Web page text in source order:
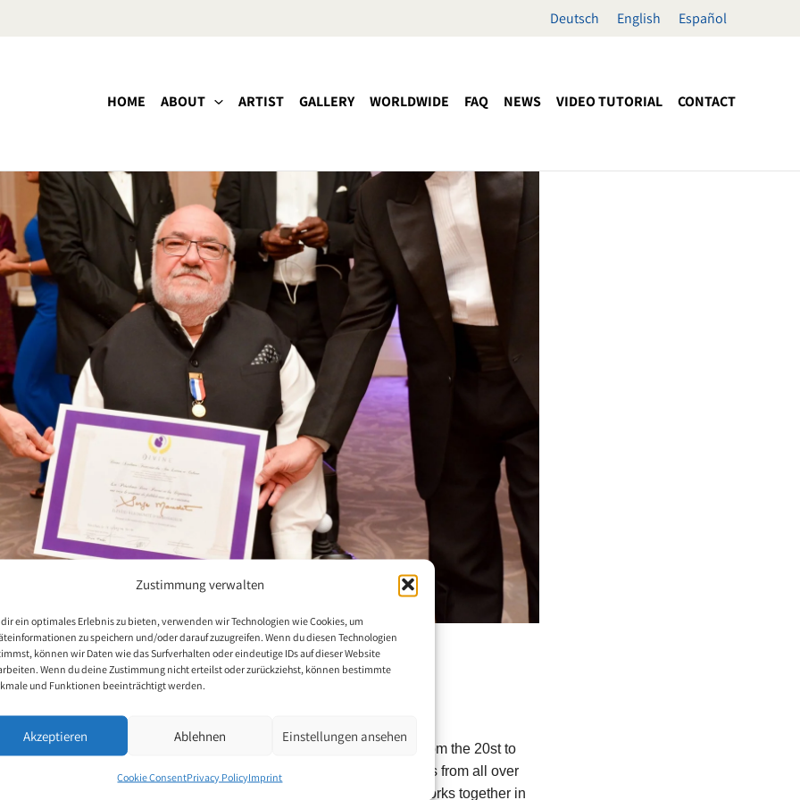
Zustimmung verwalten
ein optimales Erlebnis zu bieten, verwenden wir Technologien wie Cookies, um
zu speichern und/oder darauf zuzugreifen. Wenn du diesen Technologien
können wir Daten wie das Surfverhalten oder eindeutige IDs auf dieser Website
Wenn du deine Zustimmung nicht erteilst oder zurückziehst, können bestimmte
und Funktionen beeinträchtigt werden.
Akzeptieren Ablehnen Einstellungen ansehen
Cookie ConsentPrivacy PolicyImprint
Deutsch English Español
HOME ABOUT ARTIST GALLERY WORLDWIDE FAQ NEWS VIDEO TUTORIAL CONTACT
du Louvre
artists, represented by their president Serge Maudet, invited from the 20st to
the Carrousel du Louvre in Paris. Every year, this event gives artists from all over
to draw attention to themselves and their art by presenting their works together in